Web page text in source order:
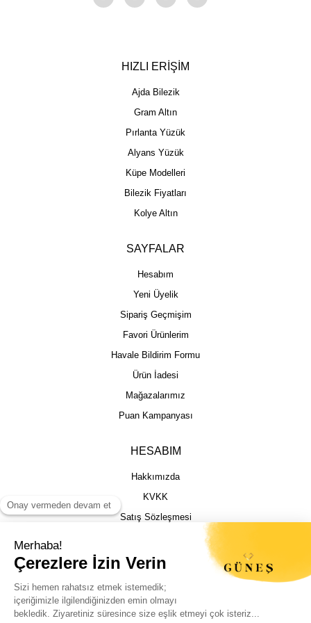
HIZLI ERİŞİM
Ajda Bilezik
Gram Altın
Pırlanta Yüzük
Alyans Yüzük
Küpe Modelleri
Bilezik Fiyatları
Kolye Altın
SAYFALAR
Hesabım
Yeni Üyelik
Sipariş Geçmişim
Favori Ürünlerim
Havale Bildirim Formu
Ürün İadesi
Mağazalarımız
Puan Kampanyası
HESABIM
Hakkımızda
KVKK
Satış Sözleşmesi
İptal İade Şartları
Kargo Takibi